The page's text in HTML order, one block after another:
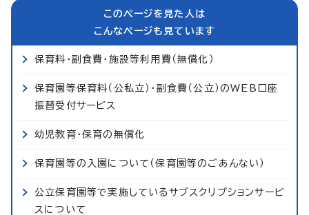
このページを見た人は
こんなページも見ています
保育料・副食費・施設等利用費（無償化）
保育園等保育料（公私立）・副食費（公立）のWEB口座
振替受付サービス
幼児教育・保育の無償化
保育園等の入園について（保育園等のごあんない）
公立保育園等で実施しているサブスクリプションサービ
スについて